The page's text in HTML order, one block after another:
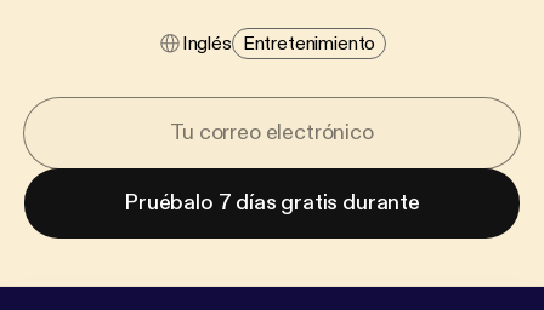
Inglés Entretenimiento
Pruébalo 7 días gratis durante